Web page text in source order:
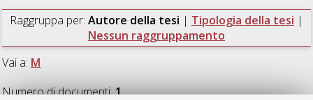
Raggruppa per: Autore della tesi | Tipologia della tesi |
Nessun raggruppamento
Vai a: M
Numero di documenti:1.